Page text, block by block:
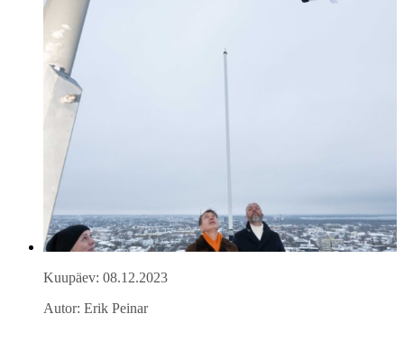
Kuupäev: 08.12.2023
Autor: Erik Peinar